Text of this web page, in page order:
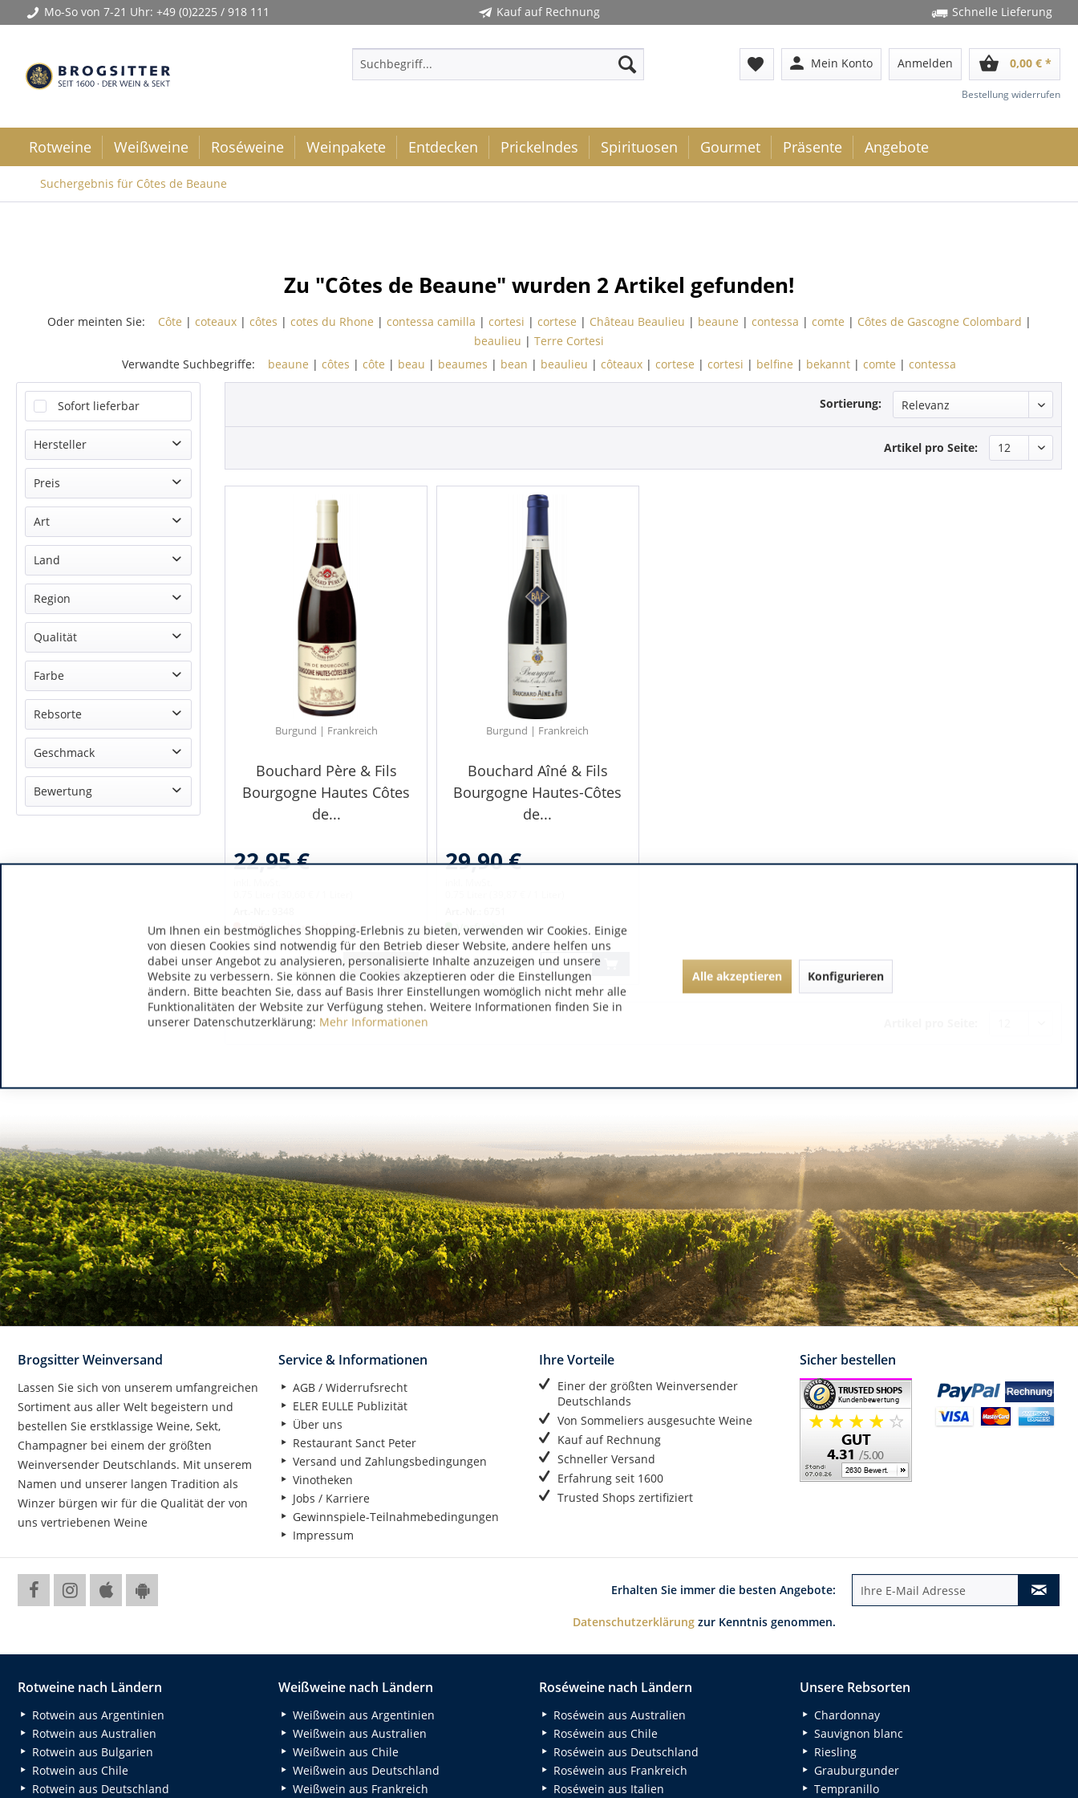
Mo-So von 7-21 Uhr: +49 (0)2225 / 918 111 Kauf auf Rechnung Schnelle Lieferung
favorite person Mein Konto Anmelden shopping_basket 0,00 € *
Bestellung widerrufen
Rotweine Weißweine Roséweine Weinpakete Entdecken Prickelndes Spirituosen Gourmet Präsente Angebote
Suchergebnis für Côtes de Beaune
Zu "Côtes de Beaune" wurden 2 Artikel gefunden!
Oder meinten Sie: Côte | coteaux| côtes | cotes du Rhone | contessa camilla | cortesi | cortese | Château Beaulieu | beaune | contessa | comte | Côtes de Gascogne Colombard |
beaulieu | Terre Cortesi
Verwandte Suchbegriffe:
beaune | côtes | côte | beau | beaumes | bean | beaulieu | côteaux | cortese | cortesi | belfine | bekannt | comte | contessa
Sofort lieferbar
Hersteller
Bouchard Aîné & Fils
Bouchard Père & Fils
Preis
von22,95 €bis29,90 €
Art
Rotwein
Land
Frankreich
Region
Burgund
Qualität
Bourgogne AOC
Farbe
Rot
Rebsorte
Pinot Noir
Geschmack
trocken
Bewertung
& mehr
Sortierung:
Artikel pro Seite:
Burgund | Frankreich
Bouchard Père & Fils
Bourgogne Hautes Côtes
de...
22,95 €
Lieferzeit unbekannt
Ausverkauft
Burgund | Frankreich
Bouchard Aîné & Fils
Bourgogne Hautes-Côtes
de...
29,90 €
Verfügbar
Brogsitter Weinversand
Lassen Sie sich von unserem umfangreichen
Sortiment aus aller Welt begeistern und
bestellen Sie erstklassige Weine, Sekt,
Champagner bei einem der größten
Weinversender Deutschlands. Mit unserem
Namen und unserer langen Tradition als
Winzer bürgen wir für die Qualität der von
uns vertriebenen Weine
Service & Informationen
AGB / Widerrufsrecht
ELER EULLE Publizität
Über uns
Restaurant Sanct Peter
Versand und Zahlungsbedingungen
Vinotheken
Jobs / Karriere
Gewinnspiele-Teilnahmebedingungen
Impressum
Ihre Vorteile
Einer der größten Weinversender
Deutschlands
Von Sommeliers ausgesuchte Weine
Kauf auf Rechnung
Schneller Versand
Erfahrung seit 1600
Trusted Shops zertifiziert
Sicher bestellen
Erhalten Sie immer die besten Angebote:
Datenschutzerklärung zur Kenntnis genommen.
Rotweine nach Ländern
Rotwein aus Argentinien
Rotwein aus Australien
Rotwein aus Bulgarien
Rotwein aus Chile
Rotwein aus Deutschland
Weißweine nach Ländern
Weißwein aus Argentinien
Weißwein aus Australien
Weißwein aus Chile
Weißwein aus Deutschland
Weißwein aus Frankreich
Roséweine nach Ländern
Roséwein aus Australien
Roséwein aus Chile
Roséwein aus Deutschland
Roséwein aus Frankreich
Roséwein aus Italien
Unsere Rebsorten
Chardonnay
Sauvignon blanc
Riesling
Grauburgunder
Tempranillo
Um Ihnen ein bestmögliches Shopping-Erlebnis zu bieten, verwenden wir Cookies. Einige
von diesen Cookies sind notwendig für den Betrieb dieser Website, andere helfen uns
dabei unser Angebot zu analysieren, personalisierte Inhalte anzuzeigen und unsere
Website zu verbessern. Sie können die Cookies akzeptieren oder die Einstellungen
ändern. Bitte beachten Sie, dass auf Basis Ihrer Einstellungen womöglich nicht mehr alle
Funktionalitäten der Website zur Verfügung stehen. Weitere Informationen finden Sie in
unserer Datenschutzerklärung: Mehr Informationen
Alle akzeptieren Konfigurieren